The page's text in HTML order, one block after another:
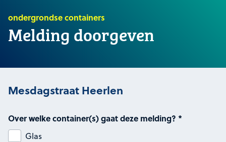
ondergrondse containers
Melding doorgeven
Mesdagstraat Heerlen
Over welke container(s) gaat deze melding? *
Glas